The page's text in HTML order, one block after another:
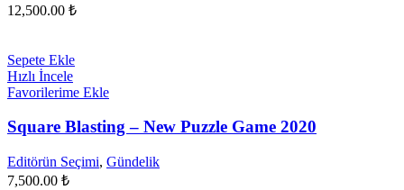
12,500.00 ₺
Sepete Ekle
Hızlı İncele
Favorilerime Ekle
Square Blasting – New Puzzle Game 2020
Editörün Seçimi, Gündelik
7,500.00 ₺